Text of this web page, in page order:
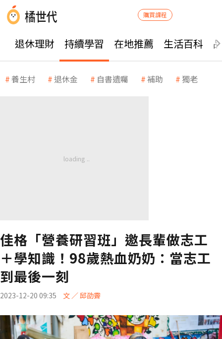
購買課程
退休理財 持續學習 在地推薦 生活百科
養生村 退休金 自書遺囑 補助 獨老
佳格「營養研習班」邀長輩做志工
＋學知識！98歲熱血奶奶：當志工
到最後一刻
2023-12-20 09:35 文 ／ 邱劭霽